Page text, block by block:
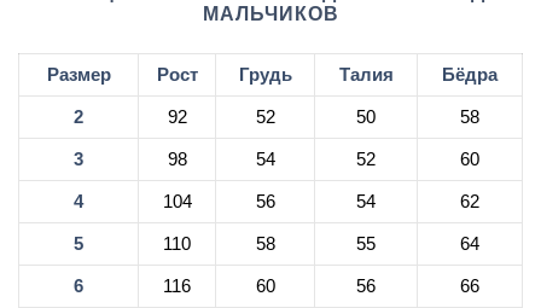
МАЛЬЧИКОВ
Размер Рост Грудь Талия Бёдра
2 92 52 50 58
3 98 54 52 60
4 104 56 54 62
5 110 58 55 64
6 116 60 56 66